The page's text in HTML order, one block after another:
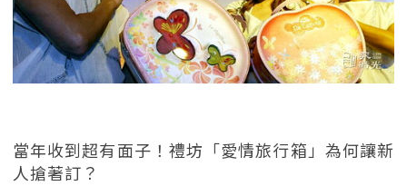
當年收到超有面子！禮坊「愛情旅行箱」為何讓新
人搶著訂？